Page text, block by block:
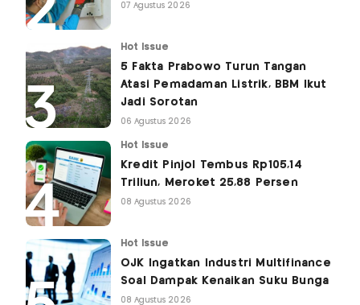
07 Agustus 2026
Hot Issue
5 Fakta Prabowo Turun Tangan
Atasi Pemadaman Listrik, BBM Ikut
Jadi Sorotan
06 Agustus 2026
Hot Issue
Kredit Pinjol Tembus Rp105,14
Triliun, Meroket 25,88 Persen
08 Agustus 2026
Hot Issue
OJK Ingatkan Industri Multifinance
Soal Dampak Kenaikan Suku Bunga
08 Agustus 2026